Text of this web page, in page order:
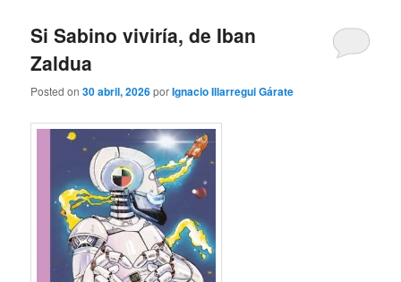
Si Sabino viviría, de Iban
Zaldua
Posted on30 abril, 2026porIgnacio Illarregui Gárate